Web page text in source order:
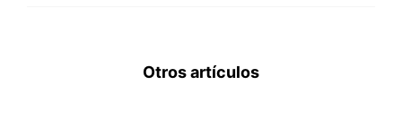
Otros artículos